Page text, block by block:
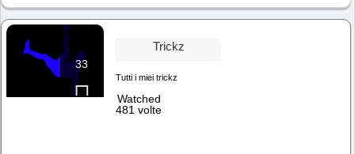
33
Trickz
Tutti i miei trickz
Watched
481 volte